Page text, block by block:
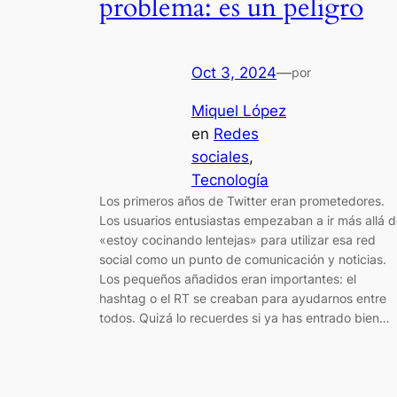
problema: es un peligro
Oct 3, 2024—por
Miquel López
en Redes
sociales
Tecnología
Los primeros años de Twitter eran prometedores.
Los usuarios entusiastas empezaban a ir más allá
«estoy cocinando lentejas» para utilizar esa red
social como un punto de comunicación y noticias.
Los pequeños añadidos eran importantes: el
hashtag o el RT se creaban para ayudarnos entre
todos. Quizá lo recuerdes si ya has entrado bien…